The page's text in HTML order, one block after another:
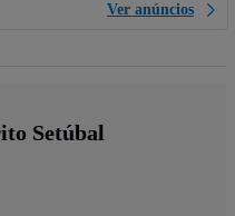
Ver anúncios
Setúbal